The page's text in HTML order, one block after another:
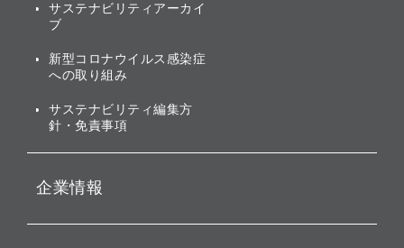
株主・投資家情報（IR）に
ガバナンス
投資先のサステナビリティ
サステナビリティアーカイ
ブ
新型コロナウイルス感染症
への取り組み
サステナビリティ編集方
針・免責事項
企業情報